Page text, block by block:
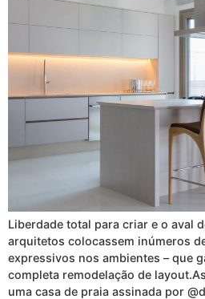
Liberdade total para criar e o aval
arquitetos colocassem inúmeros
expressivos nos ambientes – que
completa remodelação de
uma casa de praia assinada por